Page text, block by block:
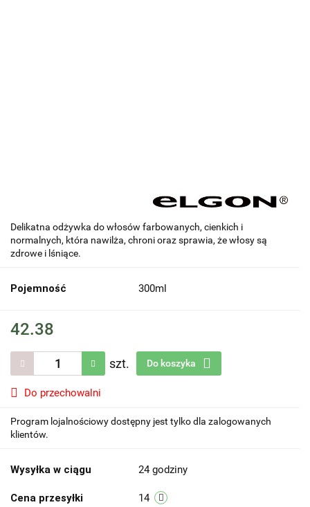
Delikatna odżywka do włosów farbowanych, cienkich i
normalnych, która nawilża, chroni oraz sprawia, że włosy są
zdrowe i lśniące.
Pojemność 300ml
42.38
szt. Do koszyka
Do przechowalni
Program lojalnościowy dostępny jest tylko dla zalogowanych
klientów.
Wysyłka w ciągu 24 godziny
Cena przesyłki 14